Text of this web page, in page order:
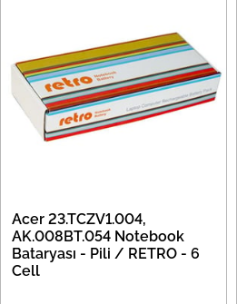
Acer 23.TCZV1.004,
AK.008BT.054 Notebook
Bataryası - Pili / RETRO - 6
Cell